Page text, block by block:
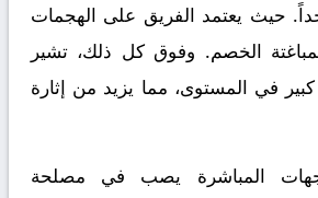
جداً. حيث يعتمد الفريق على الهجمات
الخصم. وفوق كل ذلك، تشير
في المستوى، مما يزيد من إثارة
المباشرة يصب في مصلحة